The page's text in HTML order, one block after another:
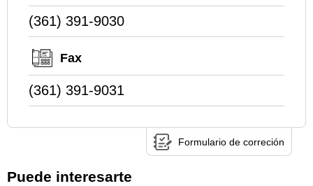
(361) 391-9030
Fax
(361) 391-9031
Formulario de correción
Puede interesarte